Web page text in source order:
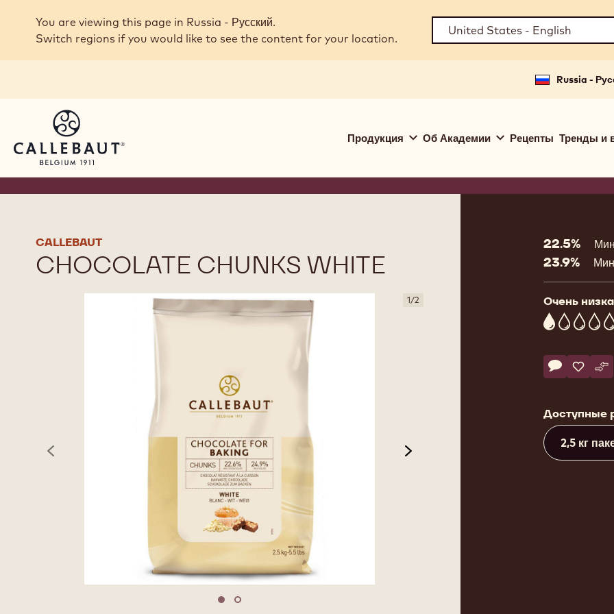
Skip to main content
You are viewing this page in Russia - Русский.
Switch regions if you would like to see the content for your location.
Russia -
navigation
Продукция Об Академии Рецепты Тренды и
CALLEBAUT
CHOCOLATE CHUNKS WHITE
1/2
previous next
Move to slide 1
Move to slide 2
22.5%
23.9%
Очень
1
Actions
Напишите
- Chocolate
- -
Доступные
2,5 кг